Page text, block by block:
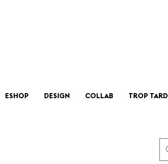
ESHOP DESIGN COLLAB TROP TARD